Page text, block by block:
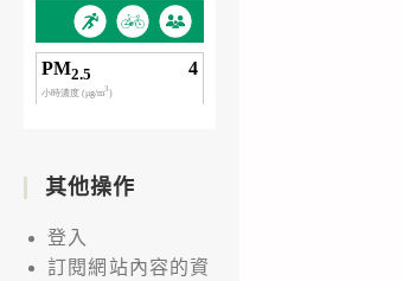
其他操作
登入
訂閱網站內容的資